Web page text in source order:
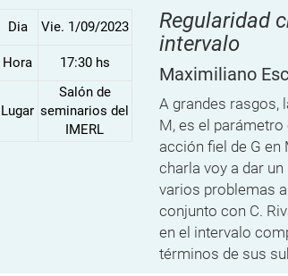
Dia Vie. 1/09/2023
Hora 17:30 hs
Lugar
Salón de
seminarios del
IMERL
Regularidad
intervalo
Maximiliano
A grandes rasgos,
M, es el parámetro
acción fiel de G
charla voy a dar
varios problemas
conjunto con C.
en el intervalo
términos de sus